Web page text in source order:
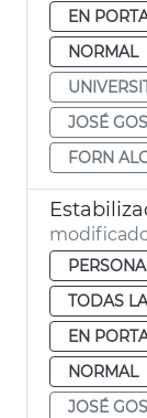
EN
NORMAL
JOSÉ
FORN
TODAS
EN
NORMAL
JOSÉ